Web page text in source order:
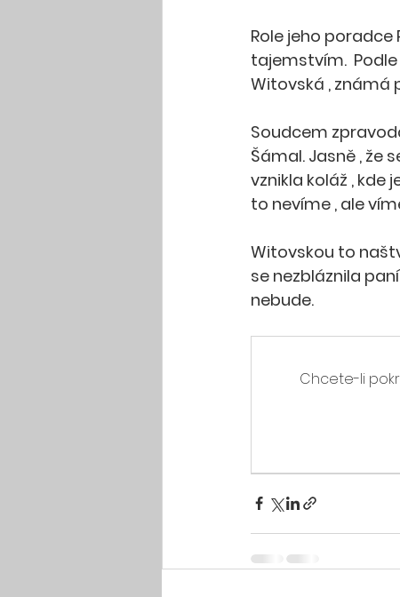
Role jeho
tajemstvím.
Witovská ,
Soudcem
Šámal. Jasně , že
vznikla koláž , kde
to nevíme , ale
Witovskou to
se nezbláznila
nebude.
Chcete-li